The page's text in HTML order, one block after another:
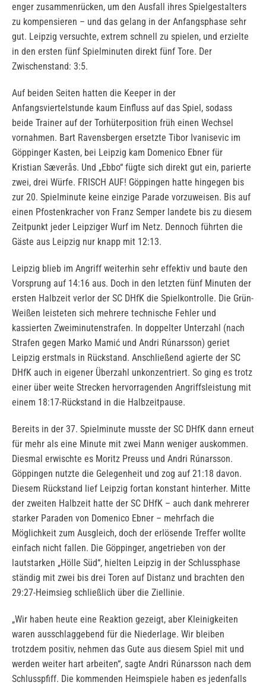
enger zusammenrücken, um den Ausfall ihres Spielgestalters
zu kompensieren – und das gelang in der Anfangsphase sehr
gut. Leipzig versuchte, extrem schnell zu spielen, und erzielte
in den ersten fünf Spielminuten direkt fünf Tore. Der
Zwischenstand: 3:5.
Auf beiden Seiten hatten die Keeper in der
Anfangsviertelstunde kaum Einfluss auf das Spiel, sodass
beide Trainer auf der Torhüterposition früh einen Wechsel
vornahmen. Bart Ravensbergen ersetzte Tibor Ivanisevic im
Göppinger Kasten, bei Leipzig kam Domenico Ebner für
Kristian Sæverås. Und „Ebbo“ fügte sich direkt gut ein, parierte
zwei, drei Würfe. FRISCH AUF! Göppingen hatte hingegen bis
zur 20. Spielminute keine einzige Parade vorzuweisen. Bis auf
einen Pfostenkracher von Franz Semper landete bis zu diesem
Zeitpunkt jeder Leipziger Wurf im Netz. Dennoch führten die
Gäste aus Leipzig nur knapp mit 12:13.
Leipzig blieb im Angriff weiterhin sehr effektiv und baute den
Vorsprung auf 14:16 aus. Doch in den letzten fünf Minuten der
ersten Halbzeit verlor der SC DHfK die Spielkontrolle. Die Grün-
Weißen leisteten sich mehrere technische Fehler und
kassierten Zweiminutenstrafen. In doppelter Unterzahl (nach
Strafen gegen Marko Mamić und Andri Rúnarsson) geriet
Leipzig erstmals in Rückstand. Anschließend agierte der SC
DHfK auch in eigener Überzahl unkonzentriert. So ging es trotz
einer über weite Strecken hervorragenden Angriffsleistung mit
einem 18:17-Rückstand in die Halbzeitpause.
Bereits in der 37. Spielminute musste der SC DHfK dann erneut
für mehr als eine Minute mit zwei Mann weniger auskommen.
Diesmal erwischte es Moritz Preuss und Andri Rúnarsson.
Göppingen nutzte die Gelegenheit und zog auf 21:18 davon.
Diesem Rückstand lief Leipzig fortan konstant hinterher. Mitte
der zweiten Halbzeit hatte der SC DHfK – auch dank mehrerer
starker Paraden von Domenico Ebner – mehrfach die
Möglichkeit zum Ausgleich, doch der erlösende Treffer wollte
einfach nicht fallen. Die Göppinger, angetrieben von der
lautstarken „Hölle Süd“, hielten Leipzig in der Schlussphase
ständig mit zwei bis drei Toren auf Distanz und brachten den
29:27-Heimsieg schließlich über die Ziellinie.
„Wir haben heute eine Reaktion gezeigt, aber Kleinigkeiten
waren ausschlaggebend für die Niederlage. Wir bleiben
trotzdem positiv, nehmen das Gute aus diesem Spiel mit und
werden weiter hart arbeiten“, sagte Andri Rúnarsson nach dem
Schlusspfiff. Die kommenden Heimspiele haben es jedenfalls